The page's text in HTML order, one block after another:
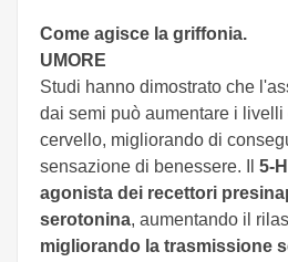
Come agisce la griffonia.
UMORE
Studi hanno dimostrato che
dai semi può aumentare i livelli
cervello, migliorando di
sensazione di benessere. Il
5-
agonista dei recettori
serotonina, aumentando il
migliorando la trasmissione